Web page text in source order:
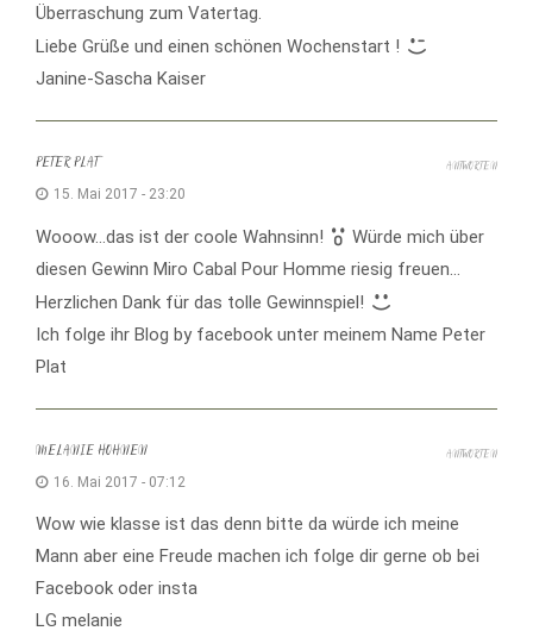
Überraschung zum Vatertag.
Liebe Grüße und einen schönen Wochenstart !
Janine-Sascha Kaiser
PETER PLAT
15. Mai 2017 - 23:20
Wooow…das ist der coole Wahnsinn!
Würde mich über
diesen Gewinn Miro Cabal Pour Homme riesig freuen…
Herzlichen Dank für das tolle Gewinnspiel!
Ich folge ihr Blog by facebook unter meinem Name Peter
Plat
ANTWORTEN
MELANIE HOHNEN
16. Mai 2017 - 07:12
Wow wie klasse ist das denn bitte da würde ich meine
Mann aber eine Freude machen ich folge dir gerne ob bei
Facebook oder insta
LG melanie
ANTWORTEN